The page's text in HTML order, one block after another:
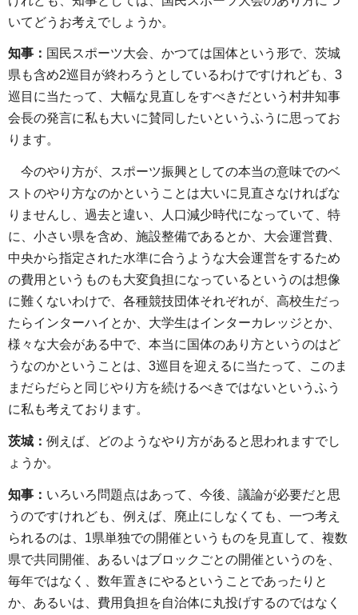
いてどうお考えでしょうか。
知事： 国民スポーツ大会、かつては国体という形で、茨城
県も含め2巡目が終わろうとしているわけですけれども、3
巡目に当たって、大幅な見直しをすべきだという村井知事
会長の発言に私も大いに賛同したいというふうに思ってお
ります。
今のやり方が、スポーツ振興としての本当の意味でのベ
ストのやり方なのかということは大いに見直さなければな
りませんし、過去と違い、人口減少時代になっていて、特
に、小さい県を含め、施設整備であるとか、大会運営費、
中央から指定された水準に合うような大会運営をするため
の費用というものも大変負担になっているというのは想像
に難くないわけで、各種競技団体それぞれが、高校生だっ
たらインターハイとか、大学生はインターカレッジとか、
様々な大会がある中で、本当に国体のあり方というのはど
うなのかということは、3巡目を迎えるに当たって、このま
まだらだらと同じやり方を続けるべきではないというふう
に私も考えております。
茨城： 例えば、どのようなやり方があると思われますでし
ょうか。
知事： いろいろ問題点はあって、今後、議論が必要だと思
うのですけれども、例えば、廃止にしなくても、一つ考え
られるのは、1県単独での開催というものを見直して、複数
県で共同開催、あるいはブロックごとの開催というのを、
毎年ではなく、数年置きにやるということであったりと
か、あるいは、費用負担を自治体に丸投げするのではなく